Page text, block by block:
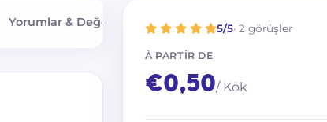
Yorumlar & Değerlendirmeler Imphair ile avantajlar
5/5· 2 görüşler
À PARTIR DE
€0,50/ Kök